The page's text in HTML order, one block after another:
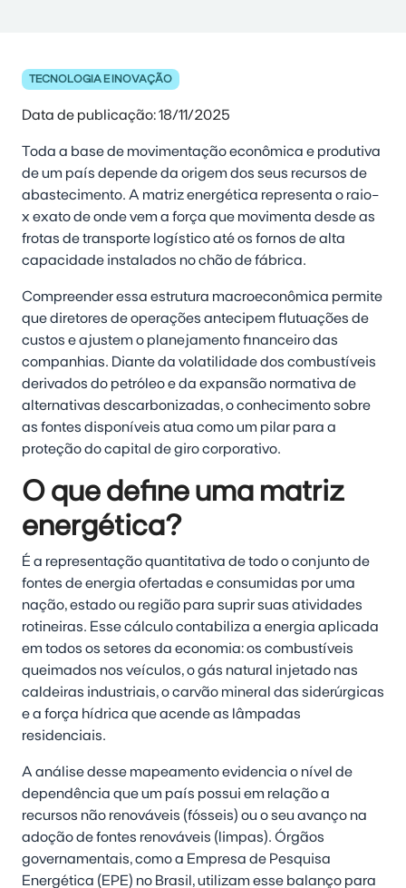
TECNOLOGIA E INOVAÇÃO
Data de publicação: 18/11/2025
Toda a base de movimentação econômica e produtiva
de um país depende da origem dos seus recursos de
abastecimento. A matriz energética representa o raio-
x exato de onde vem a força que movimenta desde as
frotas de transporte logístico até os fornos de alta
capacidade instalados no chão de fábrica.
Compreender essa estrutura macroeconômica permite
que diretores de operações antecipem flutuações de
custos e ajustem o planejamento financeiro das
companhias. Diante da volatilidade dos combustíveis
derivados do petróleo e da expansão normativa de
alternativas descarbonizadas, o conhecimento sobre
as fontes disponíveis atua como um pilar para a
proteção do capital de giro corporativo.
O que define uma matriz
energética?
É a representação quantitativa de todo o conjunto de
fontes de energia ofertadas e consumidas por uma
nação, estado ou região para suprir suas atividades
rotineiras. Esse cálculo contabiliza a energia aplicada
em todos os setores da economia: os combustíveis
queimados nos veículos, o gás natural injetado nas
caldeiras industriais, o carvão mineral das siderúrgicas
e a força hídrica que acende as lâmpadas
residenciais.
A análise desse mapeamento evidencia o nível de
dependência que um país possui em relação a
recursos não renováveis (fósseis) ou o seu avanço na
adoção de fontes renováveis (limpas). Órgãos
governamentais, como a Empresa de Pesquisa
Energética (EPE) no Brasil, utilizam esse balanço para